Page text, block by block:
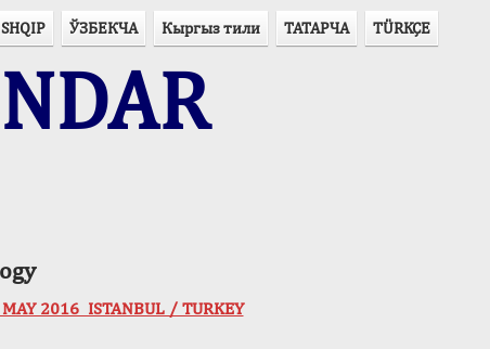
SHQIP ЎЗБЕКЧА Кыргыз тили ТАТАРЧА TÜRKÇE
2016 ISTANBUL / TURKEY